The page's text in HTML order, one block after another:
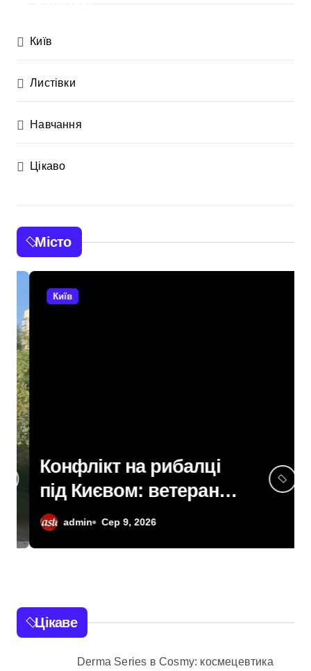
Київ
Листівки
Навчання
Цікаво
Місто
Київ
Конфлікт на рибалці
під Києвом: ветерана
не впустили до
водойми в Княжичах
admin Сер 9, 2026
Цікаве
Derma Series в Cosmy: космецевтика